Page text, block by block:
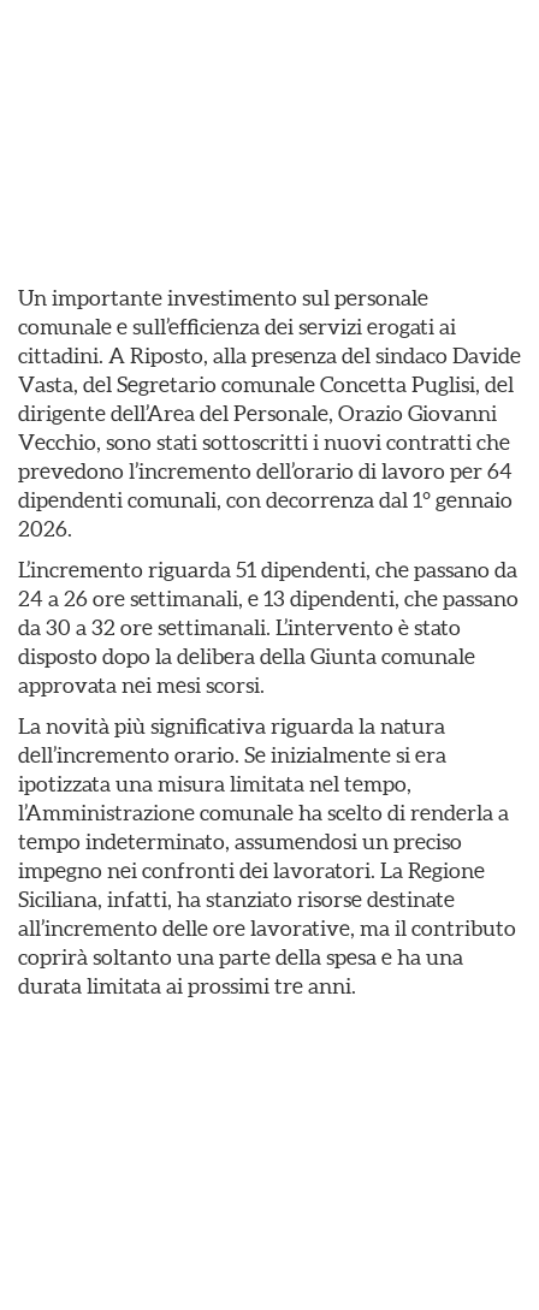
Un importante investimento sul personale
comunale e sull’efficienza dei servizi erogati ai
cittadini. A Riposto, alla presenza del sindaco Davide
Vasta, del Segretario comunale Concetta Puglisi, del
dirigente dell’Area del Personale, Orazio Giovanni
Vecchio, sono stati sottoscritti i nuovi contratti che
prevedono l’incremento dell’orario di lavoro per 64
dipendenti comunali, con decorrenza dal 1° gennaio
2026.
L’incremento riguarda 51 dipendenti, che passano da
24 a 26 ore settimanali, e 13 dipendenti, che passano
da 30 a 32 ore settimanali. L’intervento è stato
disposto dopo la delibera della Giunta comunale
approvata nei mesi scorsi.
La novità più significativa riguarda la natura
dell’incremento orario. Se inizialmente si era
ipotizzata una misura limitata nel tempo,
l’Amministrazione comunale ha scelto di renderla a
tempo indeterminato, assumendosi un preciso
impegno nei confronti dei lavoratori. La Regione
Siciliana, infatti, ha stanziato risorse destinate
all’incremento delle ore lavorative, ma il contributo
coprirà soltanto una parte della spesa e ha una
durata limitata ai prossimi tre anni.